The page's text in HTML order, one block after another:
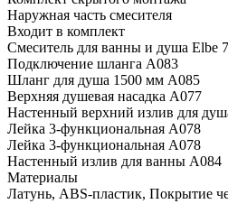
Наружная часть смесителя
Входит в комплект
Смеситель для ванны и душа Elbe
Подключение шланга A083
Шланг для душа 1500 мм А085
Верхняя душевая насадка A077
Настенный верхний излив для
Лейка 3-функциональная A078
Лейка 3-функциональная A078
Настенный излив для ванны A084
Материалы
Латунь, ABS-пластик, Покрытие